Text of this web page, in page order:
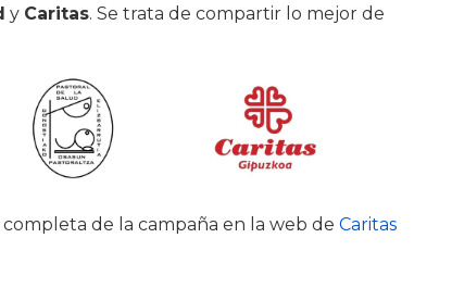
y Caritas. Se trata de compartir lo mejor de
de la campaña en la web de Caritas